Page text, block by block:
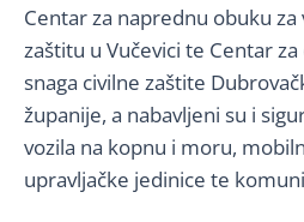
Centar za naprednu obuku
zaštitu u Vučevici te Centar
snaga civilne zaštite
županije, a nabavljeni su i
vozila na kopnu i moru,
upravljačke jedinice te